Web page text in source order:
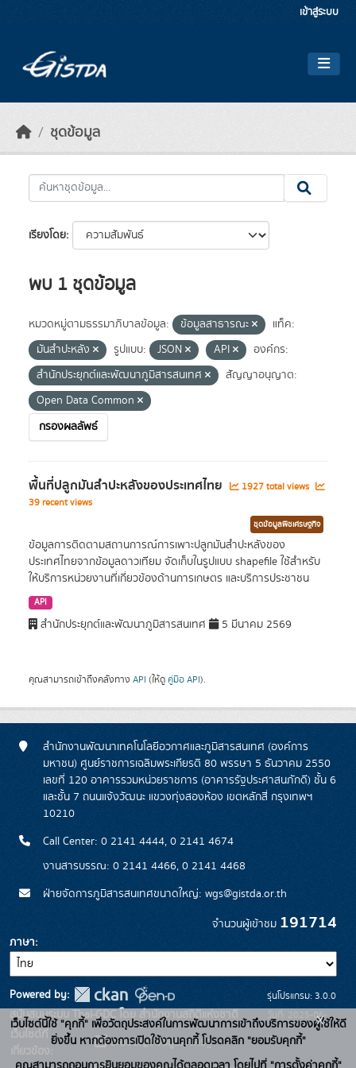
เข้าสู่ระบบ
ชุดข้อมูล
เรียงโดย
พบ 1 ชุดข้อมูล
หมวดหมู่ตามธรรมาภิบาลข้อมูล: ข้อมูลสาธารณะ
แท็ค:
มันสำปะหลัง
รูปแบบ: JSON API
องค์กร:
สำนักประยุกต์และพัฒนาภูมิสารสนเทศ
สัญญาอนุญาต:
Open Data Common
กรองผลลัพธ์
พื้นที่ปลูกมันสำปะหลังของประเทศไทย
1927 total views
39 recent views
ชุดข้อมูลพืชเศรษฐกิจ
ข้อมูลการติดตามสถานการณ์การเพาะปลูกมันสำปะหลังของ
ประเทศไทยจากข้อมูลดาวเทียม จัดเก็บในรูปแบบ shapefile ใช้สำหรับ
ให้บริการหน่วยงานที่เกี่ยวข้องด้านการเกษตร และบริการประชาชน
API
สำนักประยุกต์และพัฒนาภูมิสารสนเทศ 5 มีนาคม 2569
คุณสามารถเข้าถึงคลังทาง API (ให้ดู คู่มือ API).
สำนักงานพัฒนาเทคโนโลยีอวกาศและภูมิสารสนเทศ (องค์การ
มหาชน) ศูนย์ราชการเฉลิมพระเกียรติ 80 พรรษา 5 ธันวาคม 2550
เลขที่ 120 อาคารรวมหน่วยราชการ (อาคารรัฐประศาสนภักดี) ชั้น 6
และชั้น 7 ถนนแจ้งวัฒนะ แขวงทุ่งสองห้อง เขตหลักสี่ กรุงเทพฯ
10210
Call Center: 0 2141 4444, 0 2141 4674
งานสารบรรณ: 0 2141 4466, 0 2141 4468
ฝ่ายจัดการภูมิสารสนเทศขนาดใหญ่: wgs@gistda.or.th
จำนวนผู้เข้าชม 191714
ภาษา
Powered by:
สนับสนุนระบบ Thai-GDC โดย สำนักงานสถิติแห่งชาติ
เว็บไซต์ที่
เกี่ยวข้อง:
ระบบบัญชีข้อมูลภาครัฐ
รุ่นโปรแกรม: 3.0.0
วันที่: 2025-06-
26
เว็บไซต์นี้ใช้ "คุกกี้" เพื่อวัตถุประสงค์ในการพัฒนาการเข้าถึงบริการของผู้ใช้ให้ดี
ยิ่งขึ้น หากต้องการเปิดใช้งานคุกกี้ โปรดคลิก "ยอมรับคุกกี้"
x